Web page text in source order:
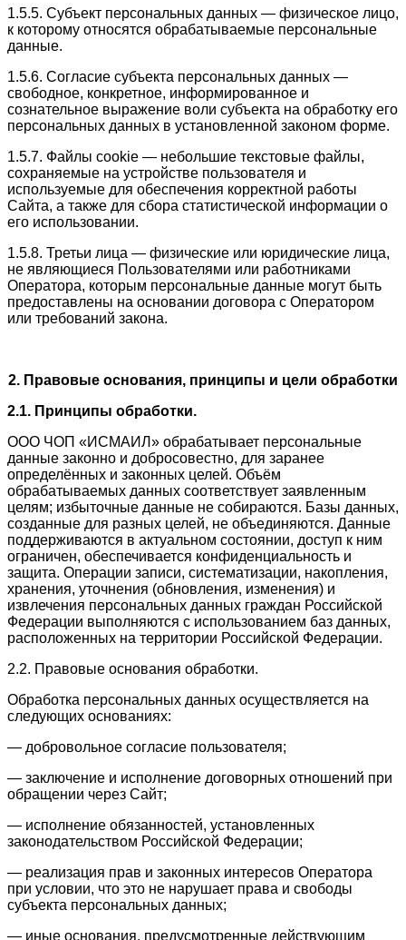
1.5.5. Субъект персональных данных — физическое лицо,
к которому относятся обрабатываемые персональные
данные.
1.5.6. Согласие субъекта персональных данных —
свободное, конкретное, информированное и
сознательное выражение воли субъекта на обработку его
персональных данных в установленной законом форме.
1.5.7. Файлы cookie — небольшие текстовые файлы,
сохраняемые на устройстве пользователя и
используемые для обеспечения корректной работы
Сайта, а также для сбора статистической информации о
его использовании.
1.5.8. Третьи лица — физические или юридические лица,
не являющиеся Пользователями или работниками
Оператора, которым персональные данные могут быть
предоставлены на основании договора с Оператором
или требований закона.
2. Правовые основания, принципы и цели обработки
2.1. Принципы обработки.
ООО ЧОП «ИСМАИЛ» обрабатывает персональные
данные законно и добросовестно, для заранее
определённых и законных целей. Объём
обрабатываемых данных соответствует заявленным
целям; избыточные данные не собираются. Базы данных,
созданные для разных целей, не объединяются. Данные
поддерживаются в актуальном состоянии, доступ к ним
ограничен, обеспечивается конфиденциальность и
защита. Операции записи, систематизации, накопления,
хранения, уточнения (обновления, изменения) и
извлечения персональных данных граждан Российской
Федерации выполняются с использованием баз данных,
расположенных на территории Российской Федерации.
2.2. Правовые основания обработки.
Обработка персональных данных осуществляется на
следующих основаниях:
— добровольное согласие пользователя;
— заключение и исполнение договорных отношений при
обращении через Сайт;
— исполнение обязанностей, установленных
законодательством Российской Федерации;
— реализация прав и законных интересов Оператора
при условии, что это не нарушает права и свободы
субъекта персональных данных;
— иные основания, предусмотренные действующим